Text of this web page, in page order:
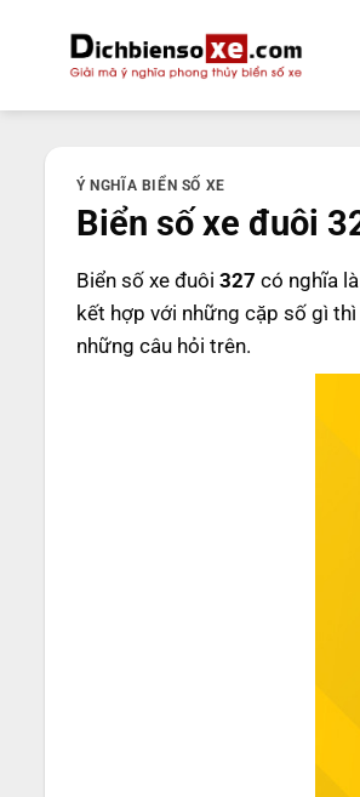
dung
Ý NGHĨA BIỂN SỐ XE
Biển số xe đuôi
Biển số xe đuôi 327 có nghĩa
kết hợp với những cặp số gì
những câu hỏi trên.